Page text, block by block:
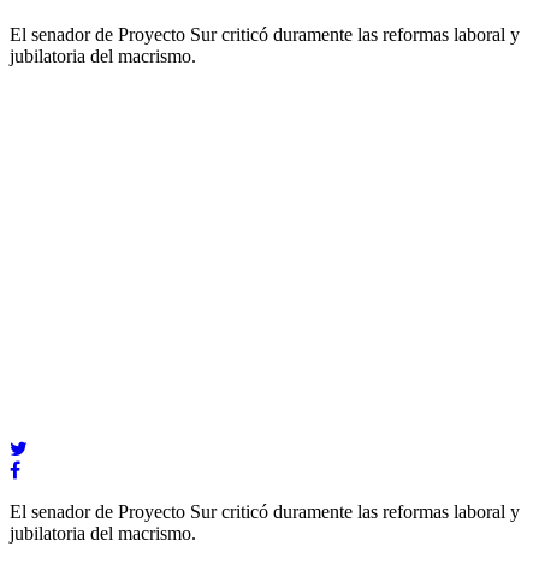
El senador de Proyecto Sur criticó duramente las reformas laboral y
jubilatoria del macrismo.
El senador de Proyecto Sur criticó duramente las reformas laboral y
jubilatoria del macrismo.